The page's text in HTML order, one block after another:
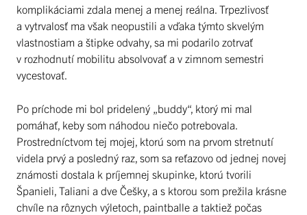
komplikáciami zdala menej a menej reálna. Trpezlivosť
a vytrvalosť ma však neopustili a vďaka týmto skvelým
vlastnostiam a štipke odvahy, sa mi podarilo zotrvať
v rozhodnutí mobilitu absolvovať a v zimnom semestri
vycestovať.
Po príchode mi bol pridelený „buddy“, ktorý mi mal
pomáhať, keby som náhodou niečo potrebovala.
Prostredníctvom tej mojej, ktorú som na prvom stretnutí
videla prvý a posledný raz, som sa reťazovo od jednej novej
známosti dostala k príjemnej skupinke, ktorú tvorili
Španieli, Taliani a dve Češky, a s ktorou som prežila krásne
chvíle na rôznych výletoch, paintballe a taktiež počas